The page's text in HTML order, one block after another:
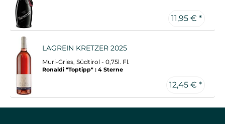
11,95 € *
LAGREIN KRETZER 2025
Muri-Gries, Südtirol - 0,75l. Fl.
Ronaldi "Toptipp" : 4 Sterne
12,45 € *